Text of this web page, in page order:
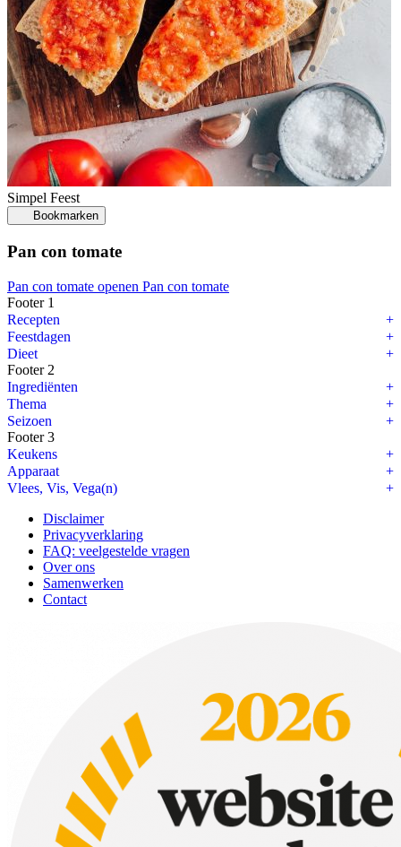
Simpel Feest
Bookmarken
Pan con tomate
Pan con tomate openen Pan con tomate
Footer 1
Recepten
Feestdagen
Dieet
Footer 2
Ingrediënten
Thema
Seizoen
Footer 3
Keukens
Apparaat
Vlees, Vis, Vega(n)
Disclaimer
Privacyverklaring
FAQ: veelgestelde vragen
Over ons
Samenwerken
Contact